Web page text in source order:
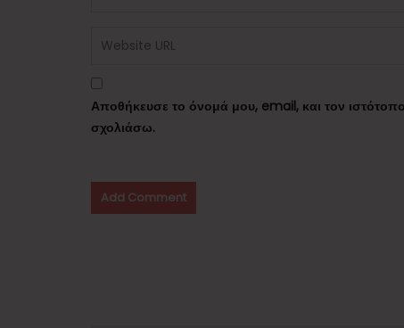
Αποθήκευσε το όνομά μου, email, και τον
σχολιάσω.